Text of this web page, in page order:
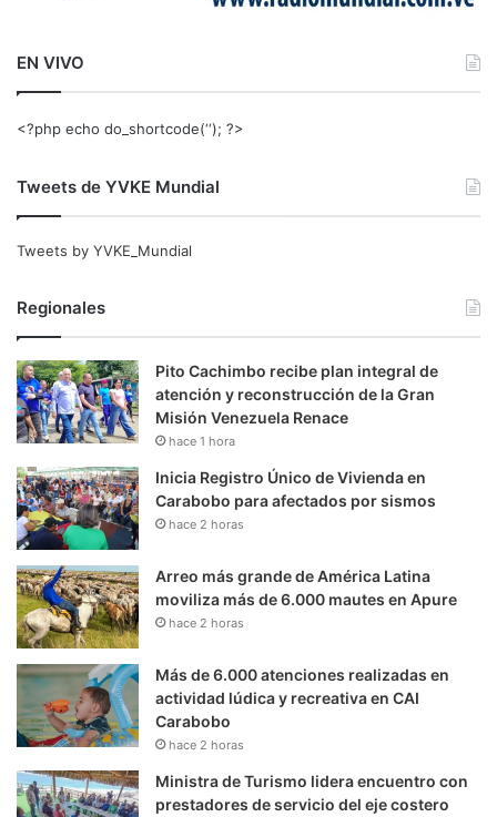
EN VIVO
<?php echo do_shortcode(‘‘); ?>
Tweets de YVKE Mundial
Tweets by YVKE_Mundial
Regionales
Pito Cachimbo recibe plan integral de
atención y reconstrucción de la Gran
Misión Venezuela Renace
hace 1 hora
Inicia Registro Único de Vivienda en
Carabobo para afectados por sismos
hace 2 horas
Arreo más grande de América Latina
moviliza más de 6.000 mautes en Apure
hace 2 horas
Más de 6.000 atenciones realizadas en
actividad lúdica y recreativa en CAI
Carabobo
hace 2 horas
Ministra de Turismo lidera encuentro con
prestadores de servicio del eje costero